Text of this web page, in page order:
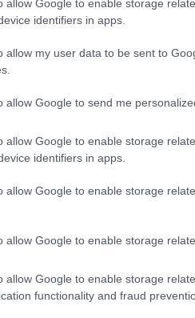
allow Google to enable storage
identifiers in apps.
allow my user data to be sent to
allow Google to send me
allow Google to enable storage
identifiers in apps.
allow Google to enable storage
allow Google to enable storage
allow Google to enable storage
functionality and fraud
στην Google
τηλεφωνική
στην Καλλιθέα –
(βίντεο)
αεροναυτιλίας στο
να τεθεί σε
οι εγκύκλιοι που
ιστοσελίδες των